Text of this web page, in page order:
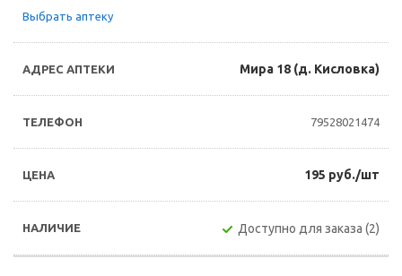
Выбрать аптеку
Мира 18 (д. Кисловка)
79528021474
195 руб./шт
Доступно для заказа (2)